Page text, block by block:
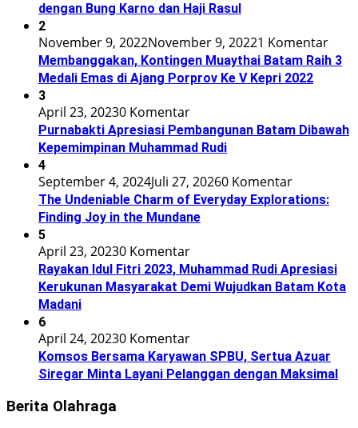
dengan Bung Karno dan Haji Rasul
2
November 9, 2022November 9, 20221 Komentar
Membanggakan, Kontingen Muaythai Batam Raih 3
Medali Emas di Ajang Porprov Ke V Kepri 2022
3
April 23, 20230 Komentar
Purnabakti Apresiasi Pembangunan Batam Dibawah
Kepemimpinan Muhammad Rudi
4
September 4, 2024Juli 27, 20260 Komentar
The Undeniable Charm of Everyday Explorations:
Finding Joy in the Mundane
5
April 23, 20230 Komentar
Rayakan Idul Fitri 2023, Muhammad Rudi Apresiasi
Kerukunan Masyarakat Demi Wujudkan Batam Kota
Madani
6
April 24, 20230 Komentar
Komsos Bersama Karyawan SPBU, Sertua Azuar
Siregar Minta Layani Pelanggan dengan Maksimal
Berita Olahraga